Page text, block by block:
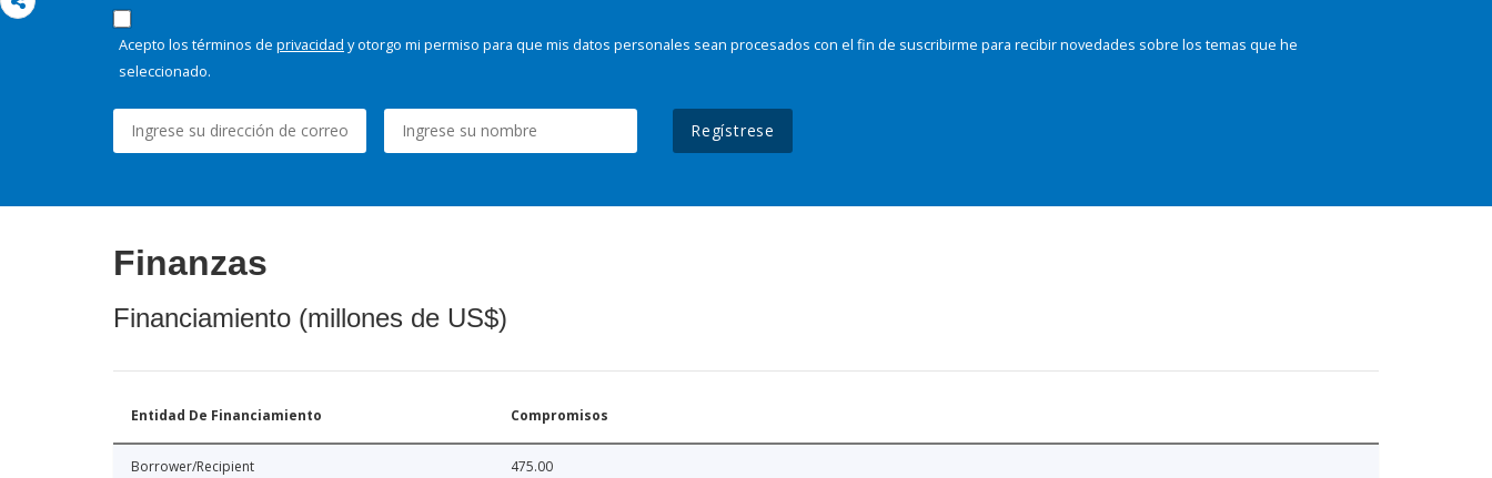
Acepto los términos de privacidad y otorgo mi permiso para que mis datos personales sean procesados con el fin de suscribirme para recibir novedades sobre los temas que he
seleccionado.
Regístrese
Finanzas
Financiamiento (millones de US$)
Entidad De Financiamiento Compromisos
Borrower/Recipient 475.00